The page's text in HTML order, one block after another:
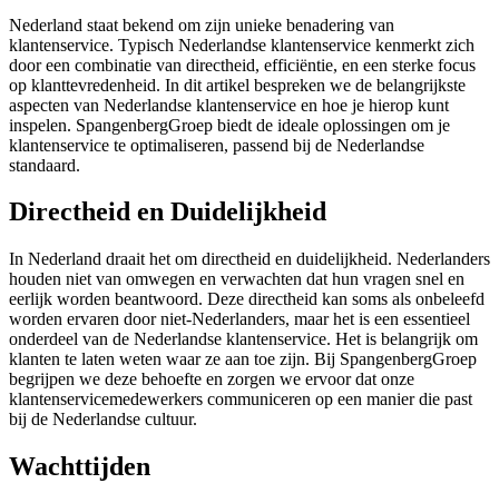
Nederland staat bekend om zijn unieke benadering van
klantenservice. Typisch Nederlandse klantenservice kenmerkt zich
door een combinatie van directheid, efficiëntie, en een sterke focus
op klanttevredenheid. In dit artikel bespreken we de belangrijkste
aspecten van Nederlandse klantenservice en hoe je hierop kunt
inspelen. SpangenbergGroep biedt de ideale oplossingen om je
klantenservice te optimaliseren, passend bij de Nederlandse
standaard.
Directheid en Duidelijkheid
In Nederland draait het om directheid en duidelijkheid. Nederlanders
houden niet van omwegen en verwachten dat hun vragen snel en
eerlijk worden beantwoord. Deze directheid kan soms als onbeleefd
worden ervaren door niet-Nederlanders, maar het is een essentieel
onderdeel van de Nederlandse klantenservice. Het is belangrijk om
klanten te laten weten waar ze aan toe zijn. Bij SpangenbergGroep
begrijpen we deze behoefte en zorgen we ervoor dat onze
klantenservicemedewerkers communiceren op een manier die past
bij de Nederlandse cultuur.
Wachttijden